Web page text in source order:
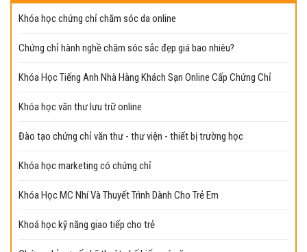
Khóa học chứng chỉ chăm sóc da online
Chứng chỉ hành nghề chăm sóc sắc đẹp giá bao nhiêu?
Khóa Học Tiếng Anh Nhà Hàng Khách Sạn Online Cấp Chứng Chỉ
Khóa học văn thư lưu trữ online
Đào tạo chứng chỉ văn thư - thư viện - thiết bị trường học
Khóa học marketing có chứng chỉ
Khóa Học MC Nhí Và Thuyết Trình Dành Cho Trẻ Em
Khoá học kỹ năng giao tiếp cho trẻ